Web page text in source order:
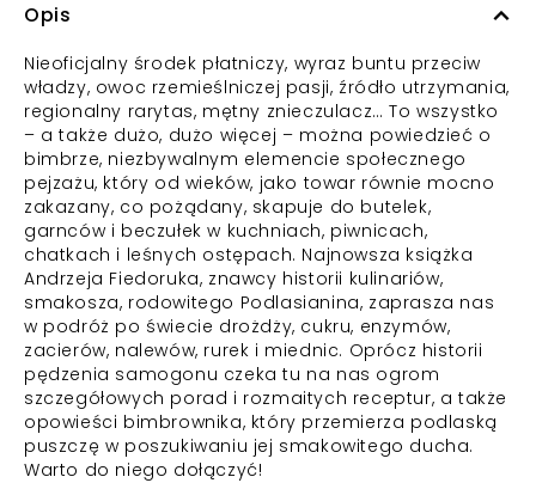
Opis
Nieoficjalny środek płatniczy, wyraz buntu przeciw
władzy, owoc rzemieślniczej pasji, źródło utrzymania,
regionalny rarytas, mętny znieczulacz… To wszystko
– a także dużo, dużo więcej – można powiedzieć o
bimbrze, niezbywalnym elemencie społecznego
pejzażu, który od wieków, jako towar równie mocno
zakazany, co pożądany, skapuje do butelek,
garnców i beczułek w kuchniach, piwnicach,
chatkach i leśnych ostępach. Najnowsza książka
Andrzeja Fiedoruka, znawcy historii kulinariów,
smakosza, rodowitego Podlasianina, zaprasza nas
w podróż po świecie drożdży, cukru, enzymów,
zacierów, nalewów, rurek i miednic. Oprócz historii
pędzenia samogonu czeka tu na nas ogrom
szczegółowych porad i rozmaitych receptur, a także
opowieści bimbrownika, który przemierza podlaską
puszczę w poszukiwaniu jej smakowitego ducha.
Warto do niego dołączyć!